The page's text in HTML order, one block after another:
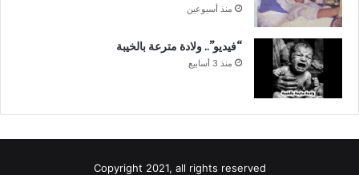
منذ أسبوعين
“فيديو”.. ولادة مترعة بالخيبة
منذ 3 أسابيع
Copyright 2021, all rights reserved